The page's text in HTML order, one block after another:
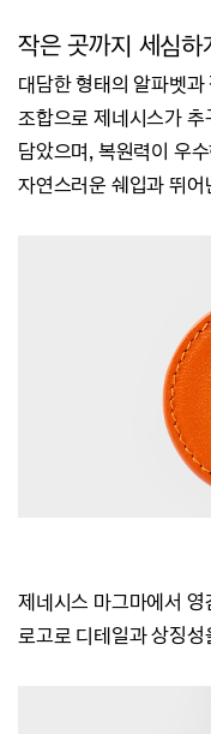
작은 곳까지 세심하
대담한 형태의 알파벳과
조합으로 제네시스가 추
담았으며, 복원력이 우
자연스러운 쉐입과 뛰
제네시스 마그마에서
로고로 디테일과 상징성